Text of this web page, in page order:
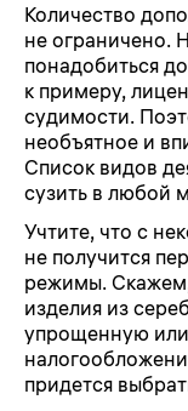
Количество
не ограничено.
понадобиться
к примеру,
судимости.
необъятное и
Список видов
сузить в любой
Учтите, что с
не получится
режимы.
изделия из
упрощенную
придется